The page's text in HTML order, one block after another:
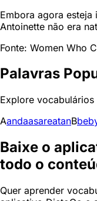
Embora agora esteja
Antoinette não era
Fonte: Women Who
Palavras
Explore
AandaasareatanBbe
Baixe o
todo o
Quer aprender